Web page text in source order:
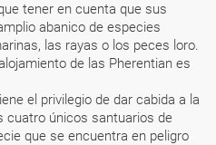
tener en cuenta que sus
abanico de especies
las rayas o los peces loro.
de las Pherentian es
el privilegio de dar cabida a la
cuatro únicos santuarios de
que se encuentra en peligro